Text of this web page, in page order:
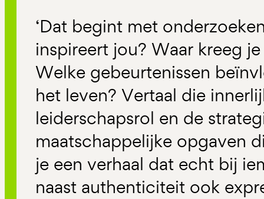
‘Dat begint met
inspireert jou? Waar kreeg
Welke gebeurtenissen
het leven? Vertaal die
leiderschapsrol en de
maatschappelijke opgaven
je een verhaal dat echt bij
naast authenticiteit ook